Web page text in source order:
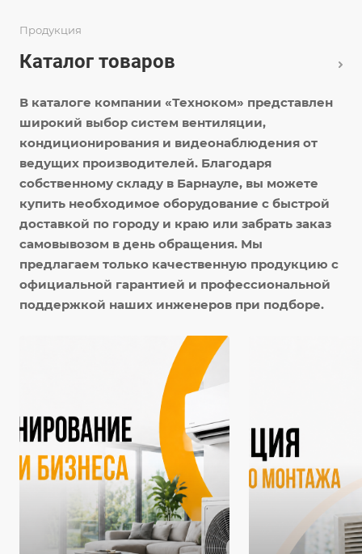
Продукция
Каталог товаров
В каталоге компании «Техноком» представлен
широкий выбор систем вентиляции,
кондиционирования и видеонаблюдения от
ведущих производителей. Благодаря
собственному складу в Барнауле, вы можете
купить необходимое оборудование с быстрой
доставкой по городу и краю или забрать заказ
самовывозом в день обращения. Мы
предлагаем только качественную продукцию с
официальной гарантией и профессиональной
поддержкой наших инженеров при подборе.